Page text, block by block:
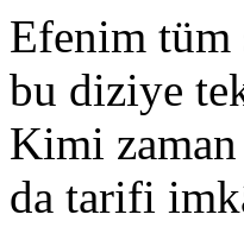
Efenim tüm
bu diziye
Kimi
da tarifi